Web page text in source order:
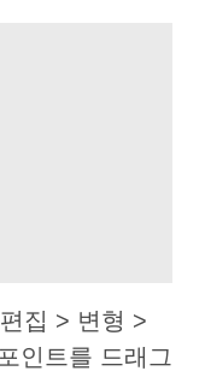
집 > 변형 >
인트를 드래그